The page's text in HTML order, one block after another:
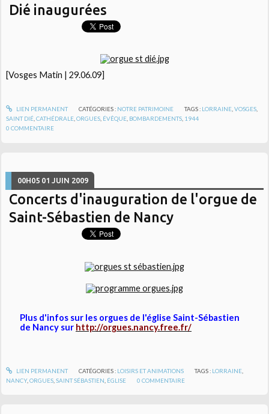
Dié inaugurées
[Vosges Matin | 29.06.09]
LIEN PERMANENT CATÉGORIES : NOTRE PATRIMOINE TAGS : LORRAINE ,VOSGES
SAINT DIÉ ,CATHÉDRALE ,ORGUES ÉVÊQUE BOMBARDEMENTS 1944
0 COMMENTAIRE
00H05 01 JUIN 2009
Concerts d'inauguration de l'orgue de
Saint-Sébastien de Nancy
Plus d'infos sur les orgues de l'église Saint-Sébastien
de Nancy sur http://orgues.nancy.free.fr/
LIEN PERMANENT CATÉGORIES : LOISIRS ET ANIMATIONS TAGS : LORRAINE
NANCY,ORGUES ,SAINT SÉBASTIEN ÉGLISE 0 COMMENTAIRE